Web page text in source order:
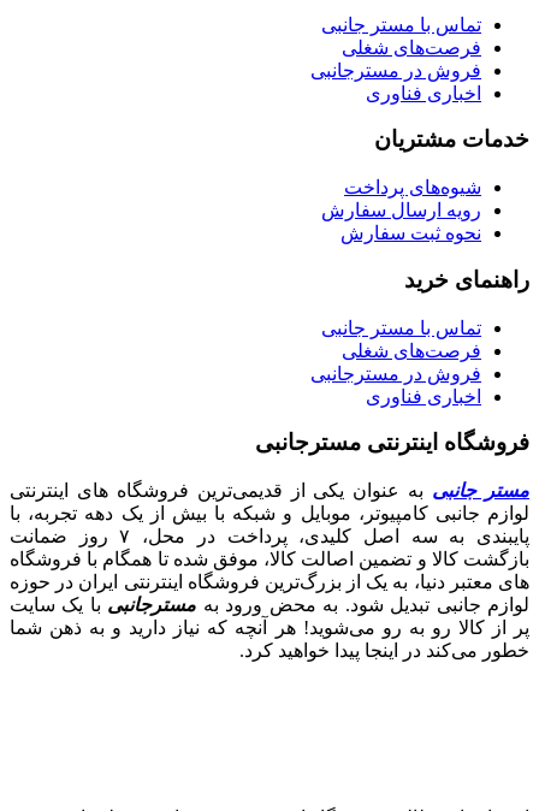
تماس با مستر جانبی
فرصت‌های شغلی
فروش در مسترجانبی
اخباری فناوری
خدمات مشتریان
شیوه‌های پرداخت
رویه ارسال سفارش
نحوه ثبت سفارش
راهنمای خرید
تماس با مستر جانبی
فرصت‌های شغلی
فروش در مسترجانبی
اخباری فناوری
فروشگاه اینترنتی مسترجانبی
مستر جانبی به عنوان یکی از قدیمی‌ترین فروشگاه های اینترنتی
لوازم جانبی کامپیوتر، موبایل و شبکه با بیش از یک دهه تجربه، با
پایبندی به سه اصل کلیدی، پرداخت در محل، ۷ روز ضمانت
بازگشت کالا و تضمین اصالت کالا، موفق شده تا همگام با فروشگاه‌
های معتبر دنیا، به یک از بزرگ‌ترین فروشگاه اینترنتی ایران در حوزه
لوازم جانبی تبدیل شود. به محض ورود به مسترجانبی با یک سایت
پر از کالا رو به رو می‌شوید! هر آنچه که نیاز دارید و به ذهن شما
خطور می‌کند در اینجا پیدا خواهید کرد.